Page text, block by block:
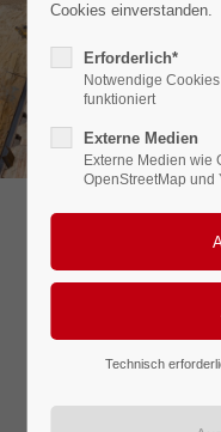
F.W.
Cookies einverstanden.
Erforderlich*
Notwendige
funktioniert
Externe Medien
Externe Medien wie
OpenStreetMap und
Technisch